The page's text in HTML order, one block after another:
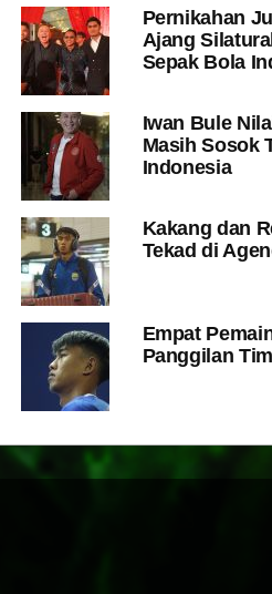
Pernikahan
Ajang
Sepak Bola
Iwan Bule
Masih Sosok
Indonesia
Kakang dan
Tekad di
Empat
Panggilan